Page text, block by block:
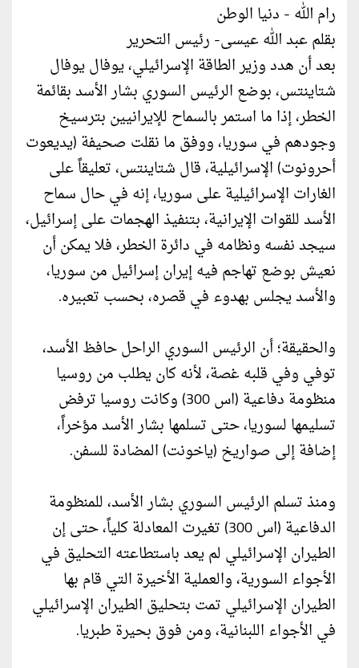
رام الله - دنيا الوطن
بقلم عبد الله عيسى- رئيس التحرير
بعد أن هدد وزير الطاقة الإسرائيلي، يوفال يوفال
شتاينتس، بوضع الرئيس السوري بشار الأسد بقائمة
الخطر، إذا ما استمر بالسماح للإيرانيين بترسيخ
وجودهم في سوريا، ووفق ما نقلت صحيفة (يديعوت
أحرونوت) الإسرائيلية، قال شتاينتس، تعليقاً على
الغارات الإسرائيلية على سوريا، إنه في حال سماح
الأسد للقوات الإيرانية، بتنفيذ الهجمات على إسرائيل،
سيجد نفسه ونظامه في دائرة الخطر، فلا يمكن أن
نعيش بوضع تهاجم فيه إيران إسرائيل من سوريا،
والأسد يجلس بهدوء في قصره، بحسب تعبيره.
والحقيقة؛ أن الرئيس السوري الراحل حافظ الأسد،
توفي وفي قلبه غصة، لأنه كان يطلب من روسيا
منظومة دفاعية (اس 300) وكانت روسيا ترفض
تسليمها لسوريا، حتى تسلمها بشار الأسد مؤخراً،
إضافة إلى صواريخ (ياخونت) المضادة للسفن.
ومنذ تسلم الرئيس السوري بشار الأسد، للمنظومة
الدفاعية (اس 300) تغيرت المعادلة كلياً، حتى إن
الطيران الإسرائيلي لم يعد باستطاعته التحليق في
الأجواء السورية، والعملية الأخيرة التي قام بها
الطيران الإسرائيلي تمت بتحليق الطيران الإسرائيلي
في الأجواء اللبنانية، ومن فوق بحيرة طبريا.